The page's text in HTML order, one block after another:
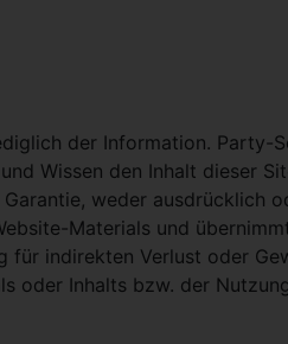
der Information. Party-
Wissen den Inhalt dieser
weder ausdrücklich
Materials und
für indirekten Verlust oder
oder Inhalts bzw. der